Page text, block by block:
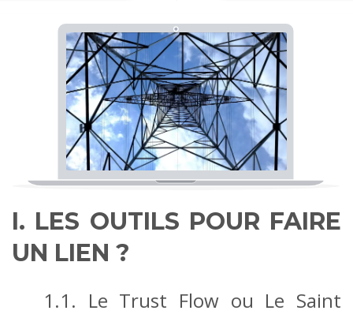
I. LES OUTILS POUR FAIRE
UN LIEN ?
1.1. Le Trust Flow ou Le Saint